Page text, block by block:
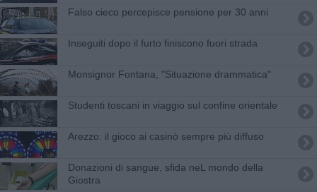
Falso cieco percepisce pensione per 30 anni
Inseguiti dopo il furto finiscono fuori strada
Monsignor Fontana, "Situazione drammatica"
Studenti toscani in viaggio sul confine orientale
Arezzo: il gioco ai casinò sempre più diffuso
Donazioni di sangue, sfida neL mondo della
Giostra